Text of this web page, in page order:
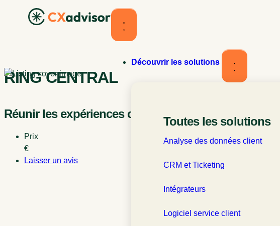
Découvrir les solutions
Toutes les solutions
Analyse des données client
CRM et Ticketing
Intégrateurs
Logiciel service client
RING CENTRAL
Réunir les expériences collaborateur et client pour
Prix
€
Laisser un avis